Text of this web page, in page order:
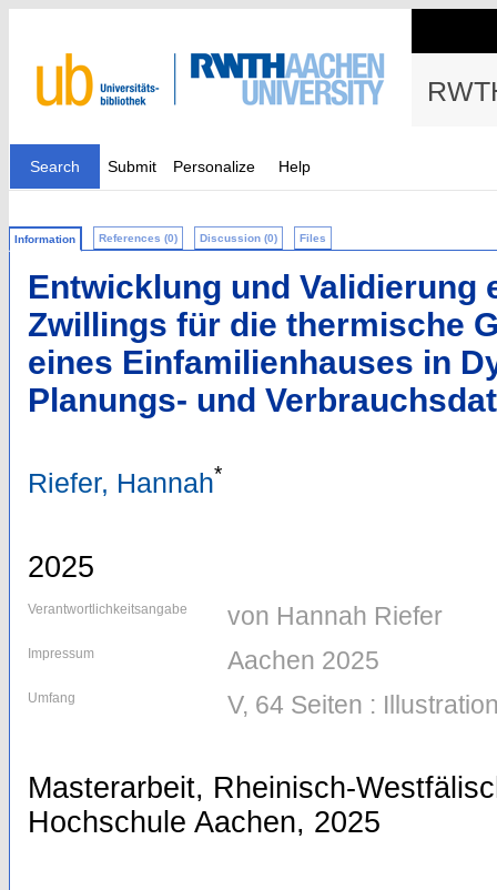
Search Submit Personalize Help
Information References (0) Discussion (0) Files
Entwicklung und Validierung
Zwillings für die thermische
eines Einfamilienhauses in
Planungs- und
Riefer, Hannah*
2025
Verantwortlichkeitsangabe von Hannah Riefer
Impressum Aachen 2025
Umfang V, 64 Seiten :
Masterarbeit, Rheinisch-
Hochschule Aachen, 2025